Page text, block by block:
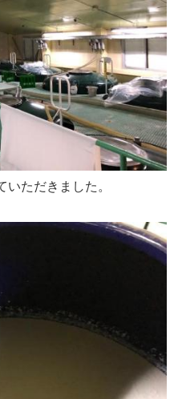
いただきました。